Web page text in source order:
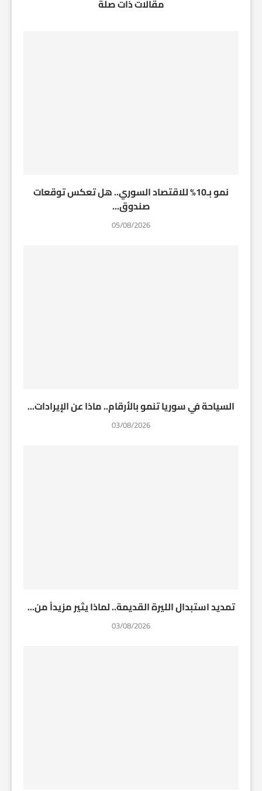
مقالات ذات صلة
نمو بـ10% للاقتصاد السوري.. هل تعكس توقعات
صندوق...
05/08/2026
السياحة في سوريا تنمو بالأرقام.. ماذا عن الإيرادات...
03/08/2026
تمديد استبدال الليرة القديمة.. لماذا يثير مزيداً من...
03/08/2026